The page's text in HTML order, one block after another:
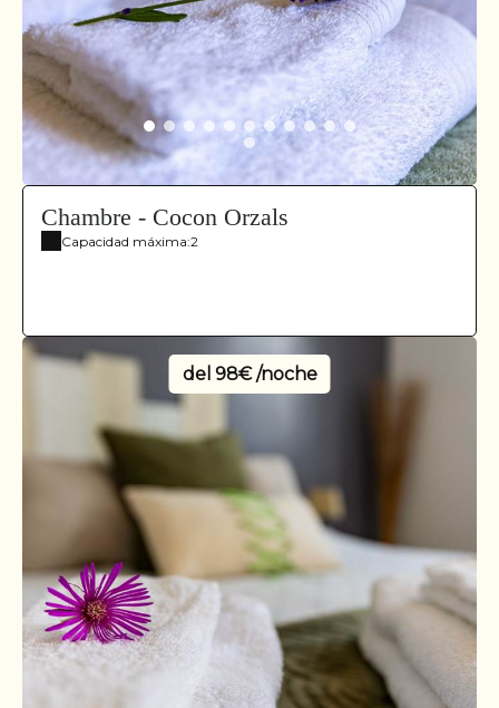
Chambre - Cocon Orzals
Capacidad máxima:2
del 98€ /noche